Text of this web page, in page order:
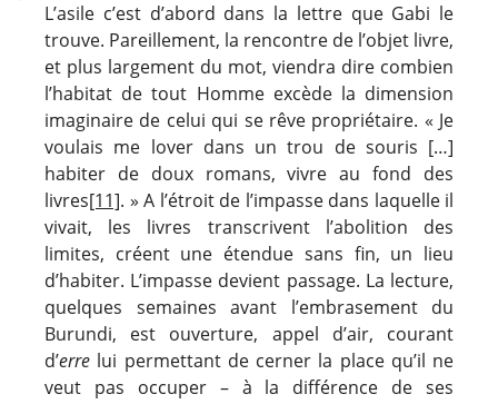
L’asile c’est d’abord dans la lettre que Gabi le
trouve. Pareillement, la rencontre de l’objet livre,
et plus largement du mot, viendra dire combien
l’habitat de tout Homme excède la dimension
imaginaire de celui qui se rêve propriétaire. « Je
voulais me lover dans un trou de souris […]
habiter de doux romans, vivre au fond des
livres[11]. » A l’étroit de l’impasse dans laquelle il
vivait, les livres transcrivent l’abolition des
limites, créent une étendue sans fin, un lieu
d’habiter. L’impasse devient passage. La lecture,
quelques semaines avant l’embrasement du
Burundi, est ouverture, appel d’air, courant
d’erre lui permettant de cerner la place qu’il ne
veut pas occuper – à la différence de ses